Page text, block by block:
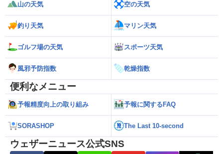
山の天気 空の天気
釣り天気 マリン天気
ゴルフ場の天気 スポーツ天気
風邪予防指数 乾燥指数
便利なメニュー
予報精度向上の取り組み 予報に関するFAQ
SORASHOP The Last 10-second
ウェザーニュース公式SNS